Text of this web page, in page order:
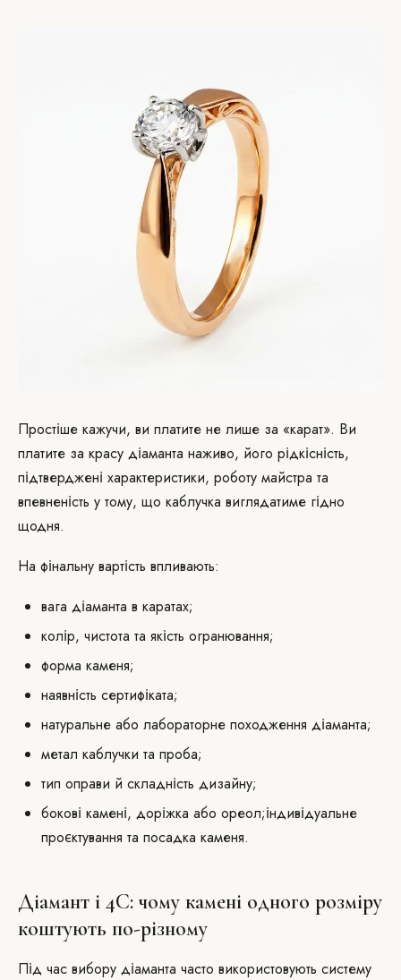
Простіше кажучи, ви платите не лише за «карат». Ви
платите за красу діаманта наживо, його рідкісність,
підтверджені характеристики, роботу майстра та
впевненість у тому, що каблучка виглядатиме гідно
щодня.
На фінальну вартість впливають:
вага діаманта в каратах;
колір, чистота та якість огранювання;
форма каменя;
наявність сертифіката;
натуральне або лабораторне походження діаманта;
метал каблучки та проба;
тип оправи й складність дизайну;
бокові камені, доріжка або ореол;індивідуальне
проєктування та посадка каменя.
Діамант і 4C: чому камені одного розміру
коштують по-різному
Під час вибору діаманта часто використовують систему